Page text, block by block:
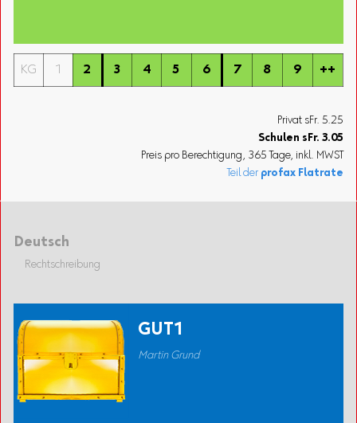
KG 1 2 3 4 5 6 7 8 9 ++
Privat sFr. 5.25
Schulen sFr.3.05
Preis pro Berechtigung, 365 Tage, inkl. MWST
Teil der profax Flatrate
Deutsch
Rechtschreibung
GUT1
Martin Grund